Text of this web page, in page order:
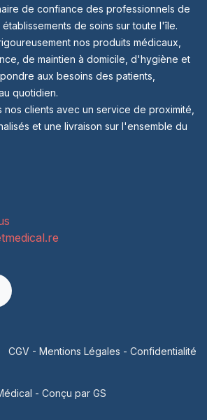
de confiance des professionnels de
de soins sur toute l'île.
nos produits médicaux,
de maintien à domicile, d'hygiène et
aux besoins des patients,
quotidien.
nos clients avec un service de proximité,
et une livraison sur l'ensemble du
CGV - Mentions Légales - Confidentialité
- Conçu par GS